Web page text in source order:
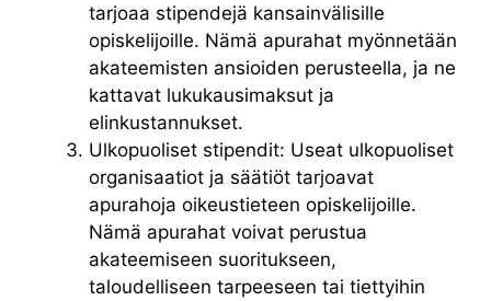
tarjoaa stipendejä kansainvälisille
opiskelijoille. Nämä apurahat myönnetään
akateemisten ansioiden perusteella, ja ne
kattavat lukukausimaksut ja
elinkustannukset.
Ulkopuoliset stipendit: Useat ulkopuoliset
organisaatiot ja säätiöt tarjoavat
apurahoja oikeustieteen opiskelijoille.
Nämä apurahat voivat perustua
akateemiseen suoritukseen,
taloudelliseen tarpeeseen tai tiettyihin